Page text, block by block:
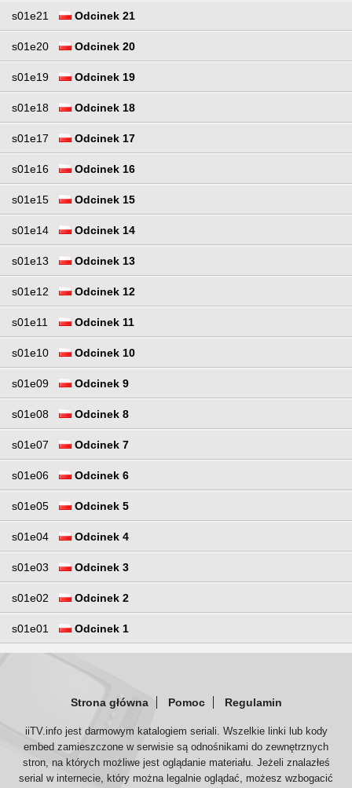
s01e21 Odcinek 21
s01e20 Odcinek 20
s01e19 Odcinek 19
s01e18 Odcinek 18
s01e17 Odcinek 17
s01e16 Odcinek 16
s01e15 Odcinek 15
s01e14 Odcinek 14
s01e13 Odcinek 13
s01e12 Odcinek 12
s01e11 Odcinek 11
s01e10 Odcinek 10
s01e09 Odcinek 9
s01e08 Odcinek 8
s01e07 Odcinek 7
s01e06 Odcinek 6
s01e05 Odcinek 5
s01e04 Odcinek 4
s01e03 Odcinek 3
s01e02 Odcinek 2
s01e01 Odcinek 1
Strona główna Pomoc Regulamin
iiTV.info jest darmowym katalogiem seriali. Wszelkie linki lub kody
embed zamieszczone w serwisie są odnośnikami do zewnętrznych
stron, na których możliwe jest oglądanie materiału. Jeżeli znalazłeś
serial w internecie, który można legalnie oglądać, możesz wzbogacić